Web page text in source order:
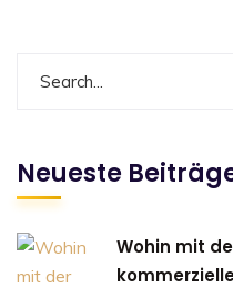
Neueste
Wohin mit